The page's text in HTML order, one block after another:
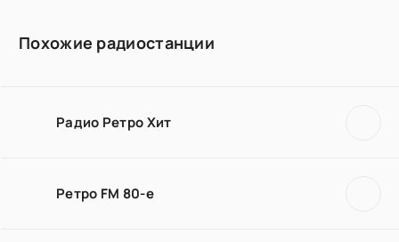
Похожие радиостанции
Радио Ретро Хит
Ретро FM 80-е